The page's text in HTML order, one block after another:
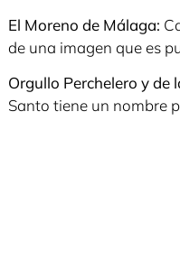
El Moreno de Málaga:
de una imagen que es
Orgullo Perchelero y de
Santo tiene un nombre